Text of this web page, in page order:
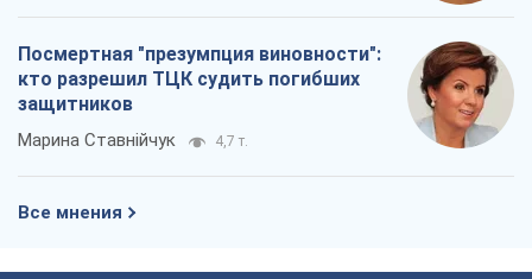
Посмертная "презумпция виновности":
кто разрешил ТЦК судить погибших
защитников
Марина Ставнійчук 4,7 т.
Все мнения